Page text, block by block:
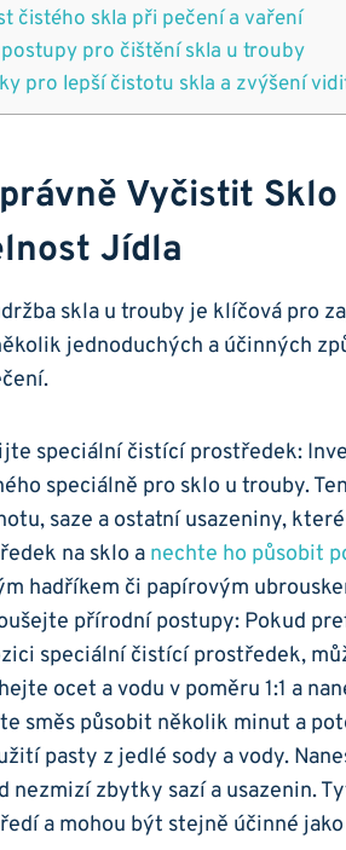
‌čistého skla při pečení a vaření
⁢pro čištění skla ⁢u trouby
​pro lepší čistotu skla a‌ zvýšení
Vyčistit
Jídla
skla u trouby je⁣ klíčová pro
jednoduchých a‍ účinných
speciální čistící prostředek:
speciálně pro sklo u ‌trouby.
saze a ostatní usazeniny,
na sklo a nechte ho působit
hadříkem či papírovým
přírodní‌ postupy:​ Pokud
speciální čistící prostředek,
ocet a vodu ⁢v poměru 1:1 a
směs působit několik minut a
pasty z jedlé ⁤sody‌ a vody.
nezmizí zbytky⁢ sazí‌ a usazenin.
a mohou být stejně účinné